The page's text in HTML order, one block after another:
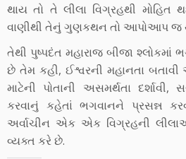
થાય તો તે લીલા વિગ્રહથી
વાણીથી તેનું ગુણકથન તો આપોઆપ જ
તેથી પુષ્પદંત મહારાજ બીજા શ્લોકમાં
છે તેમ કહી, ઈશ્વરની મહાનતા
માટેની પોતાની અસમર્થતા
કરવાનું કહેતાં ભગવાનને પ્રસન્ન
અર્વાચીન એક એક વિગ્રહની
વ્યક્ત કરે છે.